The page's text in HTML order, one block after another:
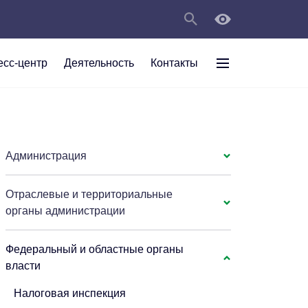
центр Деятельность Контакты
Администрация
Отраслевые и территориальные
органы администрации
Федеральный и областные органы
власти
Налоговая инспекция